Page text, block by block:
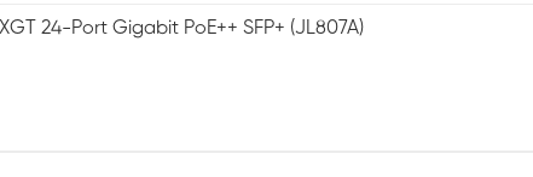
24-Port Gigabit PoE++ SFP+ (JL807A)